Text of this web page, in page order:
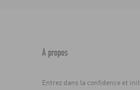
À propos
Entrez dans la confidence et